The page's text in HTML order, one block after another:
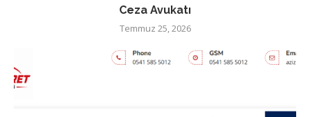
Ceza Avukatı
Temmuz 25, 2026